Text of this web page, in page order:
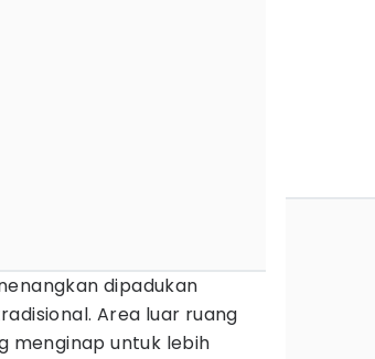
dipadukan
Area luar ruang
menginap untuk lebih